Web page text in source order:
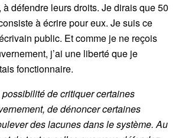
défendre leurs droits. Je dirais que 50
à écrire pour eux. Je suis ce
public. Et comme je ne reçois
j’ai une liberté que je
fonctionnaire.
de critiquer certaines
de dénoncer certaines
des lacunes dans le système. Au